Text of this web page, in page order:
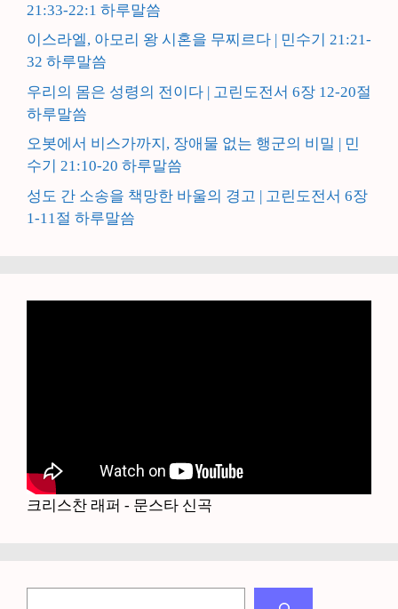
21:33-22:1 하루말씀
이스라엘, 아모리 왕 시혼을 무찌르다 | 민수기 21:21-
32 하루말씀
우리의 몸은 성령의 전이다 | 고린도전서 6장 12-20절
하루말씀
오봇에서 비스가까지, 장애물 없는 행군의 비밀 | 민
수기 21:10-20 하루말씀
성도 간 소송을 책망한 바울의 경고 | 고린도전서 6장
1-11절 하루말씀
크리스찬 래퍼 - 문스타 신곡